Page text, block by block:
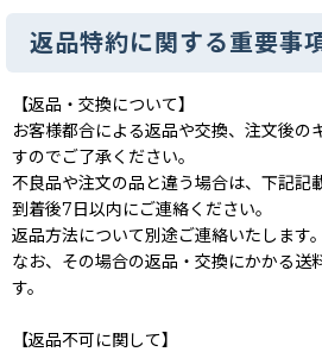
返品特約に関する重要事
【返品・交換について】
お客様都合による返品や交換、注文後の
すのでご了承ください。
不良品や注文の品と違う場合は、下記記
到着後7日以内にご連絡ください。
返品方法について別途ご連絡いたします。
なお、その場合の返品・交換にかかる送
す。
【返品不可に関して】